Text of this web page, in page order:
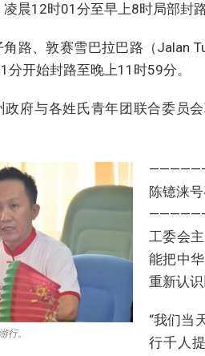
晨12时01分至早上8时局部封
路、敦赛雪巴拉巴路（Jalan
分开始封路至晚上11时59分。
政府与各姓氏青年团联合委员
行。
陈镱涞
工委会
能把中
重新认识
“我们当
行千人